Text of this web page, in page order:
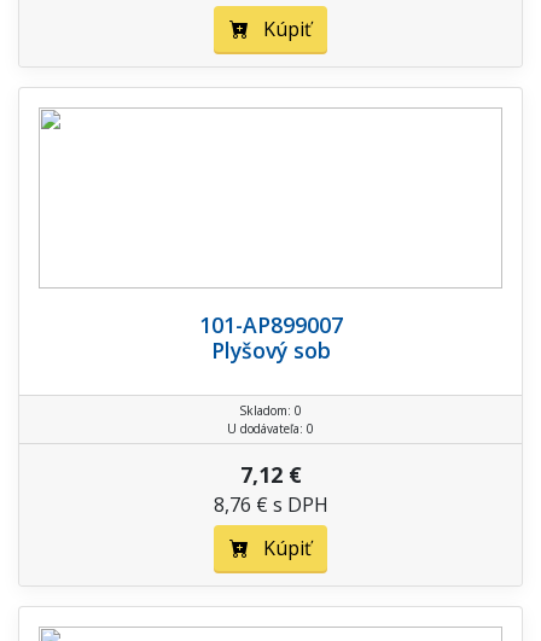
Kúpiť
101-AP899007
Plyšový sob
Skladom: 0
U dodávateľa: 0
7,12 €
8,76 € s DPH
Kúpiť